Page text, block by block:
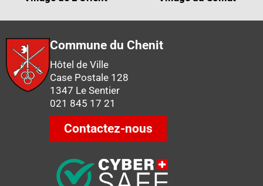
Commune du Chenit
Hôtel de Ville
Case Postale 128
1347 Le Sentier
021 845 17 21
Contactez-nous